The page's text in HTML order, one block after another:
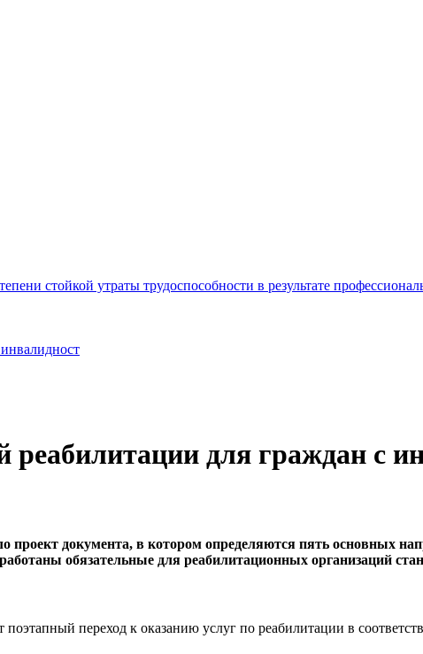
стойкой утраты трудоспособности в результате
для граждан с
документа, в котором определяются пять основных
обязательные для реабилитационных организаций
переход к оказанию услуг по реабилитации в